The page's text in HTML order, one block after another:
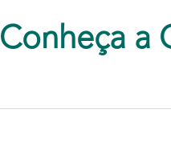
Conheça a